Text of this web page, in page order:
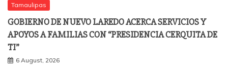
Tamaulipas
GOBIERNO DE NUEVO LAREDO ACERCA SERVICIOS Y
APOYOS A FAMILIAS CON “PRESIDENCIA CERQUITA DE
TI”
6 August, 2026